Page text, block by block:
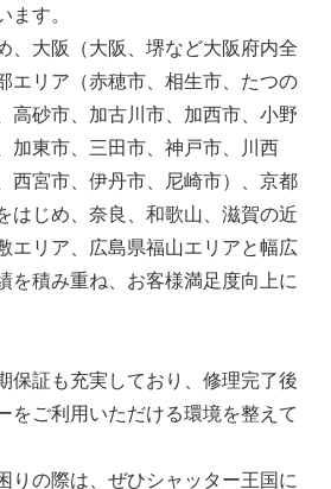
す。
、大阪（大阪、堺など大阪府内全
エリア（赤穂市、相生市、たつの
高砂市、加古川市、加西市、小野
加東市、三田市、神戸市、川西
西宮市、伊丹市、尼崎市）、京都
はじめ、奈良、和歌山、滋賀の近
エリア、広島県福山エリアと幅広
を積み重ね、お客様満足度向上に
保証も充実しており、修理完了後
をご利用いただける環境を整えて
りの際は、ぜひシャッター王国に